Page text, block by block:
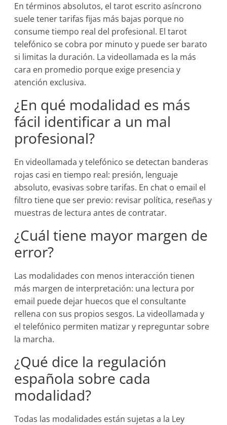
En términos absolutos, el tarot escrito asíncrono
suele tener tarifas fijas más bajas porque no
consume tiempo real del profesional. El tarot
telefónico se cobra por minuto y puede ser barato
si limitas la duración. La videollamada es la más
cara en promedio porque exige presencia y
atención exclusiva.
¿En qué modalidad es más
fácil identificar a un mal
profesional?
En videollamada y telefónico se detectan banderas
rojas casi en tiempo real: presión, lenguaje
absoluto, evasivas sobre tarifas. En chat o email el
filtro tiene que ser previo: revisar política, reseñas y
muestras de lectura antes de contratar.
¿Cuál tiene mayor margen de
error?
Las modalidades con menos interacción tienen
más margen de interpretación: una lectura por
email puede dejar huecos que el consultante
rellena con sus propios sesgos. La videollamada y
el telefónico permiten matizar y repreguntar sobre
la marcha.
¿Qué dice la regulación
española sobre cada
modalidad?
Todas las modalidades están sujetas a la Ley